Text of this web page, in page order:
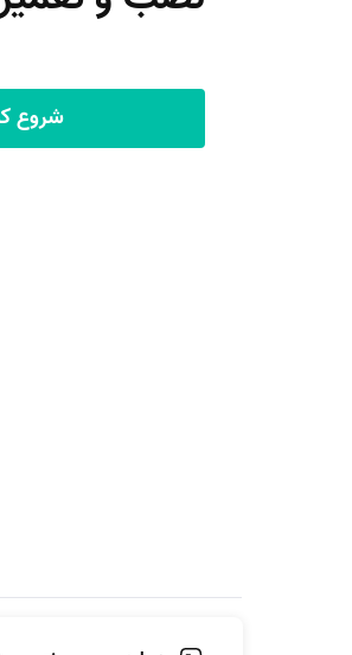
شروع